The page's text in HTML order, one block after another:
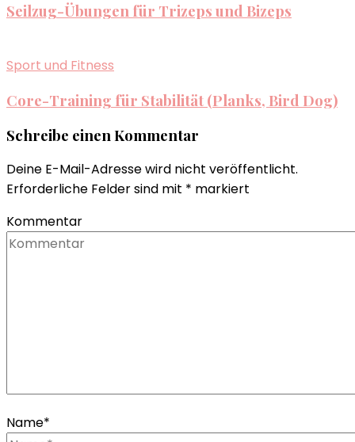
Seilzug-Übungen für Trizeps und Bizeps
Sport und Fitness
Core-Training für Stabilität (Planks, Bird Dog)
Schreibe einen Kommentar
Deine E-Mail-Adresse wird nicht veröffentlicht.
Erforderliche Felder sind mit * markiert
Kommentar
Name*